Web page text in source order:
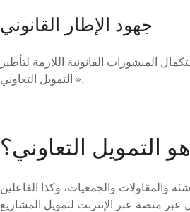
جهود الإطار القانوني
المنشورات القانونية اللازمة لتأطير
التمويل التعاوني ».
التمويل التعاوني؟
والمقاولات والجمعيات، وكذا الفاعلين